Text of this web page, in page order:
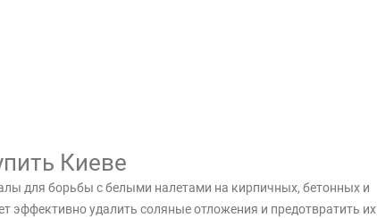
Киеве
для борьбы с белыми налетами на кирпичных, бетонных и
эффективно удалить соляные отложения и предотвратить их